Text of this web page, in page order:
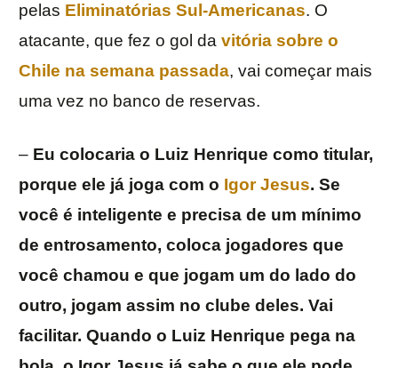
pelas Eliminatórias Sul-Americanas. O
atacante, que fez o gol da vitória sobre o
Chile na semana passada, vai começar mais
uma vez no banco de reservas.
– Eu colocaria o Luiz Henrique como titular,
porque ele já joga com o Igor Jesus. Se
você é inteligente e precisa de um mínimo
de entrosamento, coloca jogadores que
você chamou e que jogam um do lado do
outro, jogam assim no clube deles. Vai
facilitar. Quando o Luiz Henrique pega na